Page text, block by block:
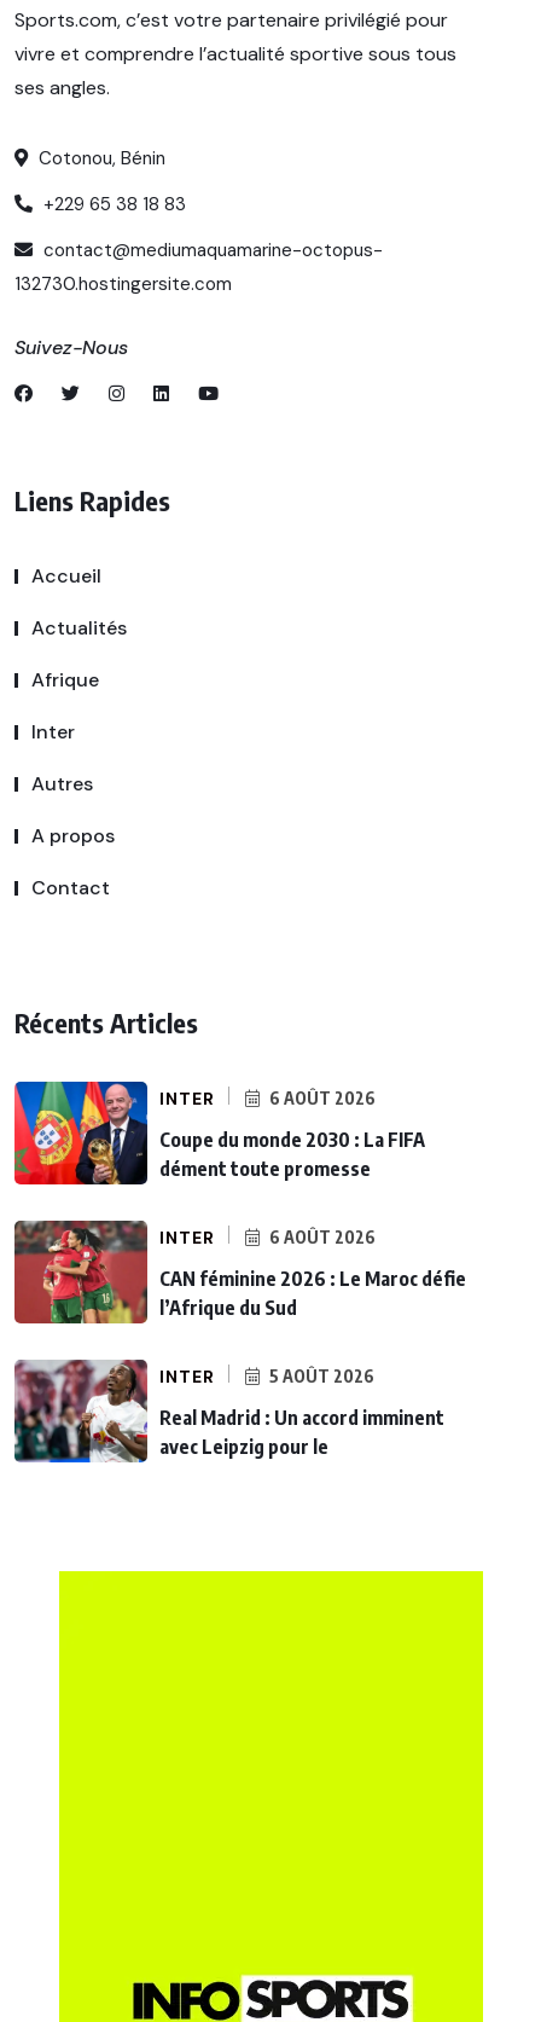
Sports.com, c’est votre partenaire privilégié pour
vivre et comprendre l’actualité sportive sous tous
ses angles.
Cotonou, Bénin
+229 65 38 18 83
contact@mediumaquamarine-octopus-
132730.hostingersite.com
Suivez-Nous
Liens Rapides
Accueil
Actualités
Afrique
Inter
Autres
A propos
Contact
Récents Articles
INTER 6 AOÛT 2026
Coupe du monde 2030 : La FIFA
dément toute promesse
INTER 6 AOÛT 2026
CAN féminine 2026 : Le Maroc défie
l’Afrique du Sud
INTER 5 AOÛT 2026
Real Madrid : Un accord imminent
avec Leipzig pour le